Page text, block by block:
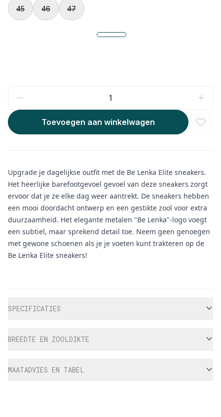
45 46 47
Toevoegen aan winkelwagen
Upgrade je dagelijkse outfit met de Be Lenka Elite sneakers.
Het heerlijke barefootgevoel gevoel van deze sneakers zorgt
ervoor dat je ze elke dag weer aantrekt. De sneakers hebben
een mooi doordacht ontwerp en een gestikte zool voor extra
duurzaamheid. Het elegante metalen "Be Lenka"-logo voegt
een subtiel, maar sprekend detail toe. Neem geen genoegen
met gewone schoenen als je je voeten kunt trakteren op de
Be Lenka Elite sneakers!
SPECIFICATIES
BREEDTE EN ZOOLDIKTE
MAATADVIES EN TABEL